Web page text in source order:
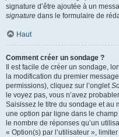
signature d’être ajoutée à un
signature dans le formulaire de
Haut
Comment créer un sondage ?
Il est facile de créer un sondage,
la modification du premier
permissions), cliquez sur l’onglet
le voyez pas, vous n’avez
Saisissez le titre du sondage et au
une option par ligne dans le
le nombre de réponses qu’un
« Option(s) par l’utilisateur »,